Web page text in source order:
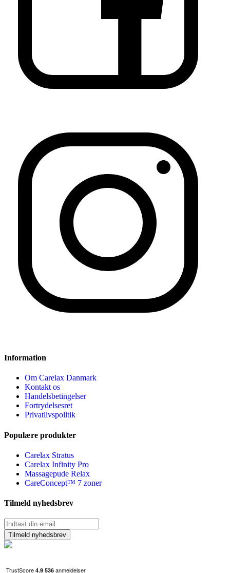
Information
Om Carelax Danmark
Kontakt os
Handelsbetingelser
Fortrydelsesret
Privatlivspolitik
Populære produkter
Carelax Stratus
Carelax Infinity Pro
Massagepude Relax
CareConcept™ 7 zoner
Tilmeld nyhedsbrev
Tilmeld nyhedsbrev